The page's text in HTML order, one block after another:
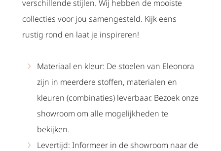
verschillende stijlen. Wij hebben de mooiste
collecties voor jou samengesteld. Kijk eens
rustig rond en laat je inspireren!
Materiaal en kleur: De stoelen van Eleonora
zijn in meerdere stoffen, materialen en
kleuren (combinaties) leverbaar. Bezoek onze
showroom om alle mogelijkheden te
bekijken.
Levertijd: Informeer in de showroom naar de